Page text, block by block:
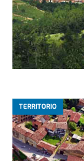
TERRITORIO